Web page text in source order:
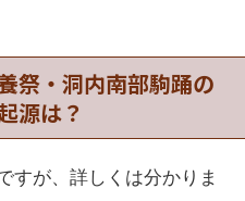
祭・洞内南部駒踊の
源は？
すが、詳しくは分かりま